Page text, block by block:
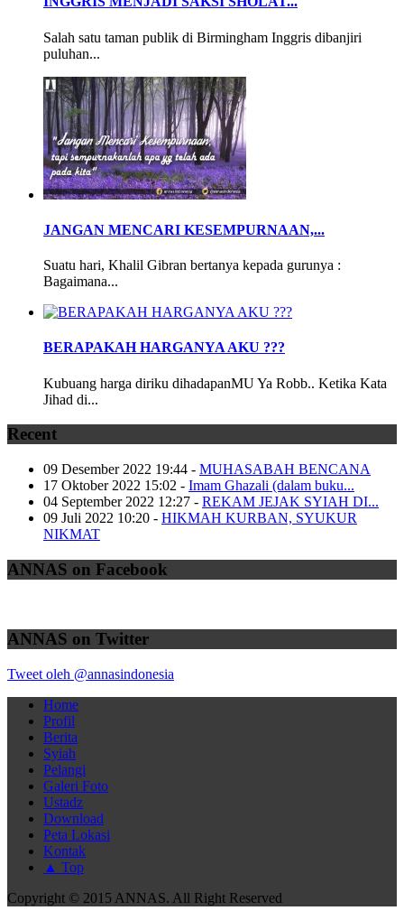
Salah satu taman publik di Birmingham Inggris dibanjiri
puluhan...
JANGAN MENCARI KESEMPURNAAN,...
Suatu hari, Khalil Gibran bertanya kepada gurunya :
Bagaimana...
BERAPAKAH HARGANYA AKU ???
Kubuang harga diriku dihadapanMU Ya Robb.. Ketika Kata
Jihad di...
Recent
09 Desember 2022 19:44 - MUHASABAH BENCANA
17 Oktober 2022 15:02 - Imam Ghazali (dalam buku...
04 September 2022 12:27 - REKAM JEJAK SYIAH DI...
09 Juli 2022 10:20 - HIKMAH KURBAN, SYUKUR
NIKMAT
ANNAS on Facebook
ANNAS on Twitter
Tweet oleh @annasindonesia
Home
Profil
Berita
Syiah
Pelangi
Galeri Foto
Ustadz
Download
Peta Lokasi
Kontak
▲ Top
Copyright © 2015 ANNAS. All Right Reserved